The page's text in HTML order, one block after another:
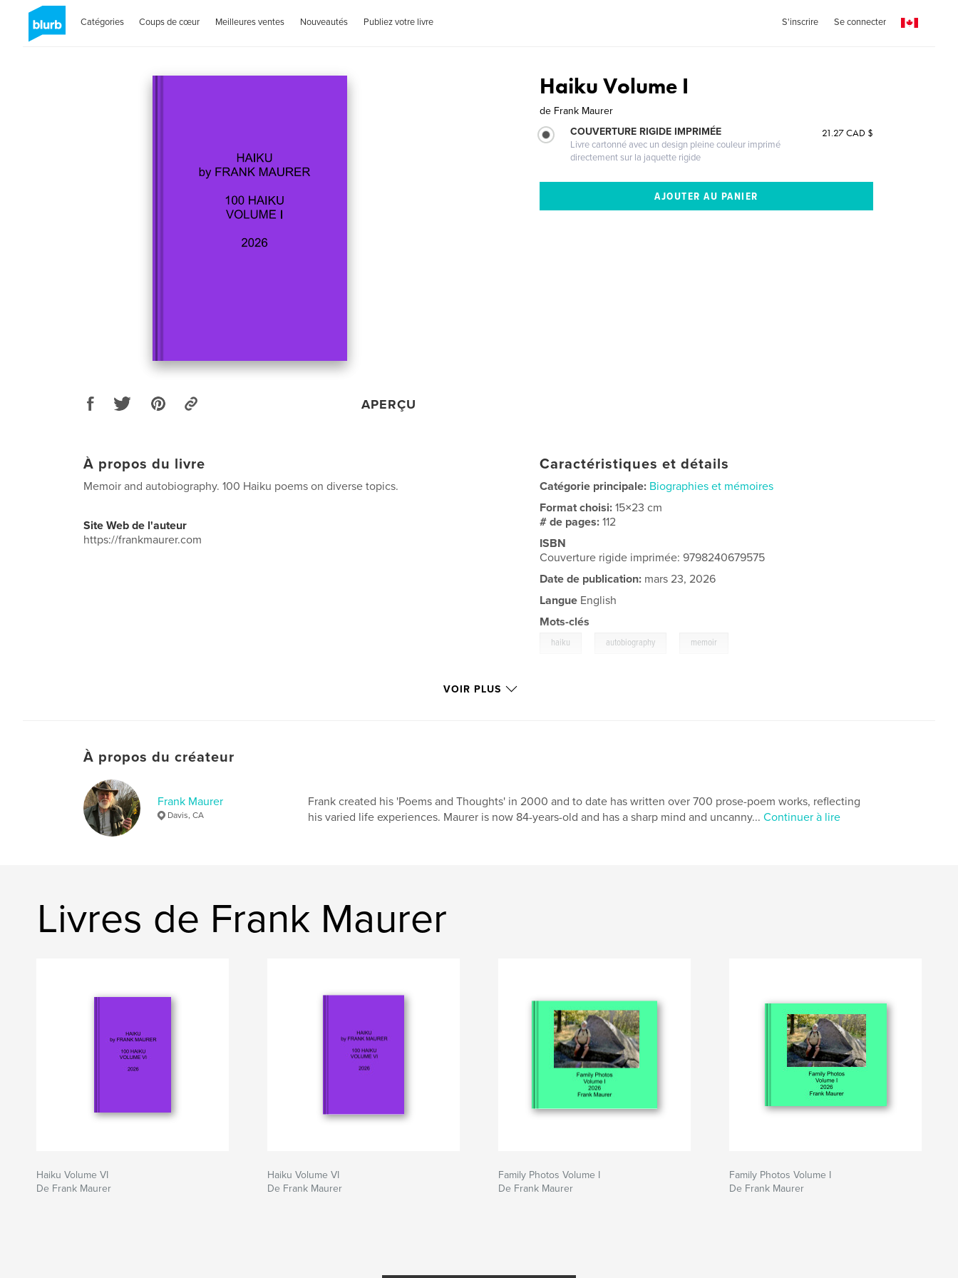
Catégories Coups de cœur Meilleures ventes Nouveautés Publiez votre livre S'inscrire Se connecter
APERÇU
Haiku Volume I
de Frank Maurer
COUVERTURE RIGIDE IMPRIMÉE
Livre cartonné avec un design pleine couleur imprimé
directement sur la jaquette rigide
21.27 CAD $
À propos du livre
Memoir and autobiography. 100 Haiku poems on diverse topics.
Site Web de l'auteur
https://frankmaurer.com
Caractéristiques et détails
Catégorie principale: Biographies et mémoires
Format choisi:15×23 cm
# de pages:112
ISBN
Couverture rigide imprimée: 9798240679575
Date de publication: mars 23, 2026
Langue English
Mots-clés
haiku autobiography memoir
VOIR PLUS
À propos du créateur
Frank Maurer
Davis, CA
Frank created his 'Poems and Thoughts' in 2000 and to date has written over 700 prose-poem works, reflecting
his varied life experiences. Maurer is now 84-years-old and has a sharp mind and uncanny... Continuer à lire
Livres de Frank Maurer
Haiku Volume VI
De Frank Maurer
Haiku Volume VI
De Frank Maurer
Family Photos Volume I
De Frank Maurer
Family Photos Volume I
De Frank Maurer